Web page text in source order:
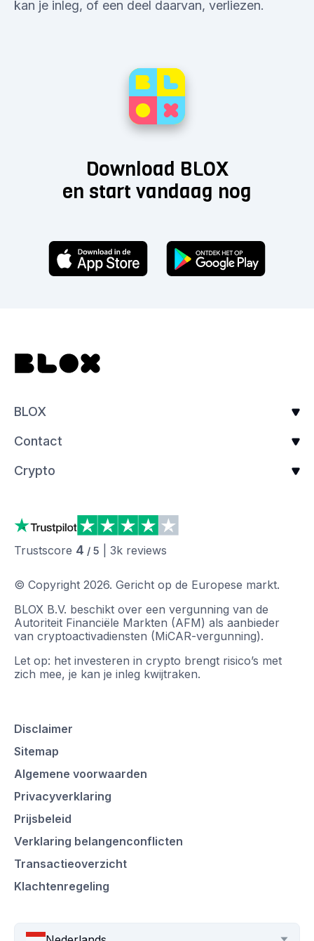
kan je inleg, of een deel daarvan, verliezen.
Download BLOX
en start vandaag nog
BLOX
Contact
Crypto
Trustscore 4 / 5 3k reviews
© Copyright 2026. Gericht op de Europese markt.
BLOX B.V. beschikt over een vergunning van de
Autoriteit Financiële Markten (AFM) als aanbieder
van cryptoactivadiensten (MiCAR-vergunning).
Let op: het investeren in crypto brengt risico’s met
zich mee, je kan je inleg kwijtraken.
Disclaimer
Sitemap
Algemene voorwaarden
Privacyverklaring
Prijsbeleid
Verklaring belangenconflicten
Transactieoverzicht
Klachtenregeling